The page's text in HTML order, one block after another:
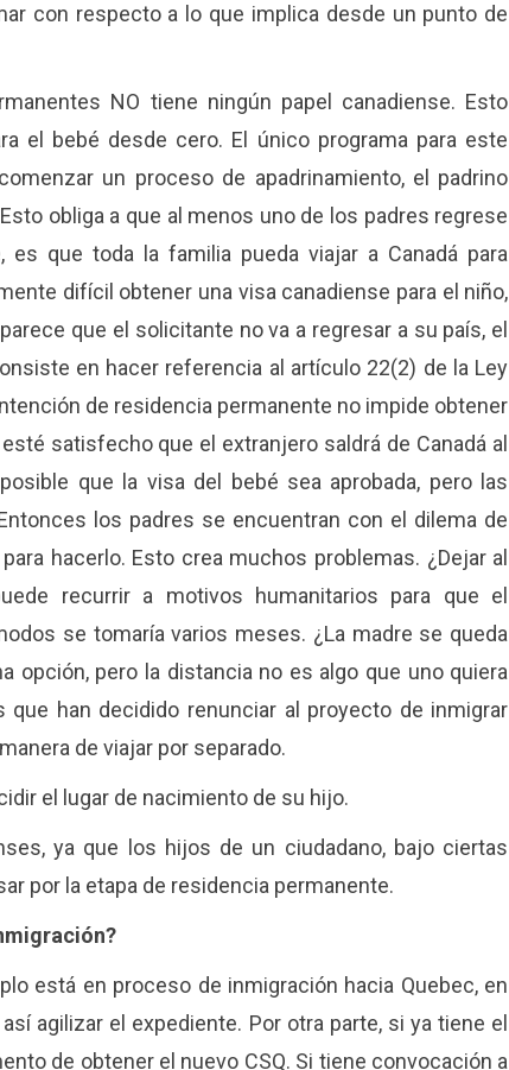
con respecto a lo que implica desde un punto de
NO tiene ningún papel canadiense. Esto
el bebé desde cero. El único programa para este
un proceso de apadrinamiento, el padrino
obliga a que al menos uno de los padres regrese
es que toda la familia pueda viajar a Canadá para
difícil obtener una visa canadiense para el niño,
que el solicitante no va a regresar a su país, el
en hacer referencia al artículo 22(2) de la Ley
de residencia permanente no impide obtener
satisfecho que el extranjero saldrá de Canadá al
que la visa del bebé sea aprobada, pero las
los padres se encuentran con el dilema de
hacerlo. Esto crea muchos problemas. ¿Dejar al
recurrir a motivos humanitarios para que el
se tomaría varios meses. ¿La madre se queda
opción, pero la distancia no es algo que uno quiera
han decidido renunciar al proyecto de inmigrar
de viajar por separado.
el lugar de nacimiento de su hijo.
ya que los hijos de un ciudadano, bajo ciertas
por la etapa de residencia permanente.
está en proceso de inmigración hacia Quebec, en
agilizar el expediente. Por otra parte, si ya tiene el
de obtener el nuevo CSQ. Si tiene convocación a